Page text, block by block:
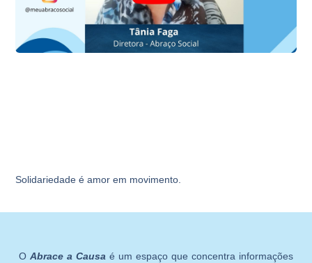
Solidariedade é amor em movimento.
OAbrace a Causaé um espaço que concentra informações